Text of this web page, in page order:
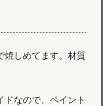
焼しめてます。材質
ドなので、ペイント